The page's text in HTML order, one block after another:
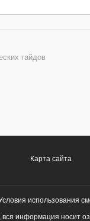
гайдов
Карта сайта
использования
информация носит